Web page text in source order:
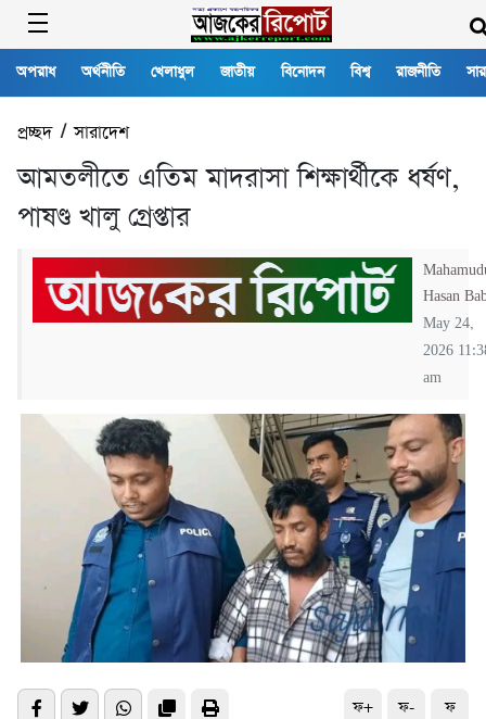
অপরাধ অর্থনীতি খেলাধুল জাতীয় বিনোদন বিশ্ব রাজনীতি
প্রচ্ছদ/সারাদেশ
আমতলীতে এতিম মাদরাসা শিক্ষার্থীকে ধর্ষণ,
পাষণ্ড খালু গ্রেপ্তার
Hasan
May 24,
2026
am
ফ+ ফ- ফ